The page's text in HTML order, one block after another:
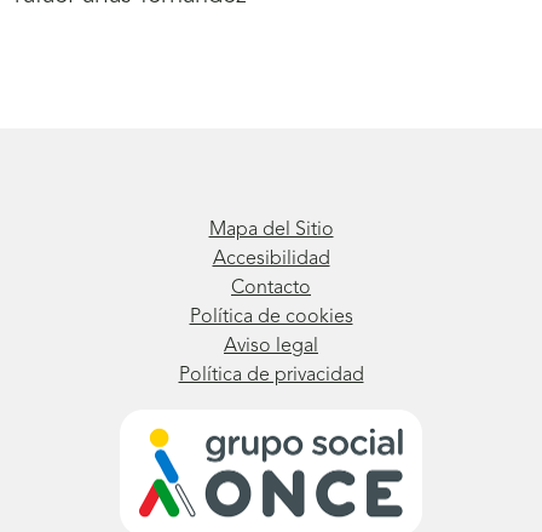
Mapa del Sitio
Accesibilidad
Contacto
Política de cookies
Aviso legal
Política de privacidad